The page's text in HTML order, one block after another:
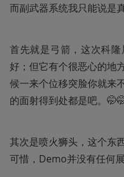
而副武器系统我只能说是
首先就是弓箭，这次科
好；但它有个很恶心的地
候一来个位移突脸你就来
的面射得到处都是吧。
其次是喷火狮头，这个东
可惜，Demo并没有任何展